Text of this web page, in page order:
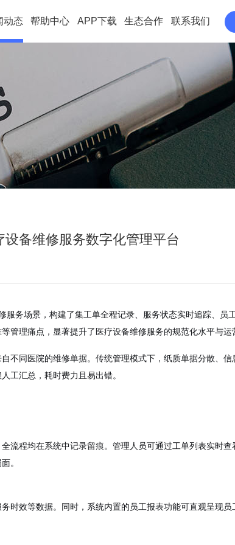
动态 帮助中心 APP下载 生态合作 联系我们
备维修服务数字化管理平台
务场景，构建了集工单全程记录、服务状态实时追踪、员
理痛点，显著提升了医疗设备维修服务的规范化水平与运
同医院的维修单据。传统管理模式下，纸质单据分散、
工汇总，耗时费力且易出错。
流程均在系统中记录留痕。管理人员可通过工单列表实时
。
效等数据。同时，系统内置的员工报表功能可直观呈现